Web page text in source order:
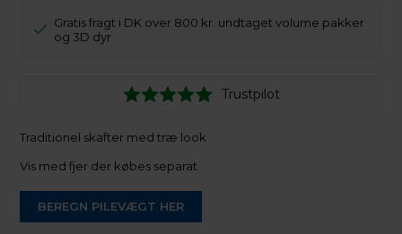
Gratis fragt i DK over 800 kr. undtaget volume pakker
og 3D dyr
Trustpilot
Traditionel skafter med træ look
Vis med fjer der købes separat
BEREGN PILEVÆGT HER